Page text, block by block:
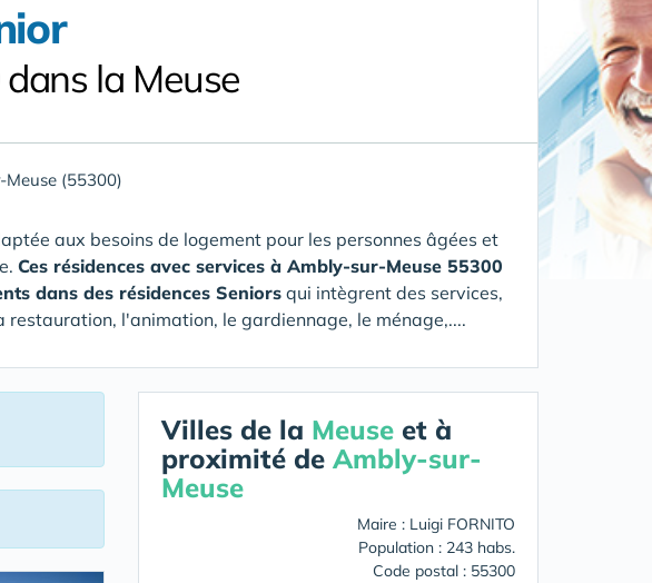
la Meuse
(55300)
aux besoins de logement pour les personnes âgées et
Ces résidences avec services à Ambly-sur-Meuse 55300
dans des résidences Seniors qui intègrent des services,
l'animation, le gardiennage, le ménage,....
Villes de la Meuse et à
proximité de Ambly-sur-
Meuse
Maire : Luigi FORNITO
Population : 243 habs.
Code postal : 55300